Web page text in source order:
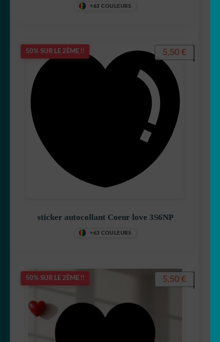
+63 COULEURS
50% SUR LE 2ÈME !!
sticker autocollant Coeur love 3S6NP
+63 COULEURS
5,50 €
50% SUR LE 2ÈME !! 5,50 €